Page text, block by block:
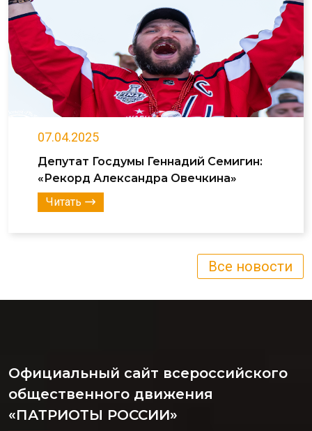
07.04.2025
Депутат Госдумы Геннадий Семигин:
«Рекорд Александра Овечкина»
Читать
Все новости
Официальный сайт всероссийского
общественного движения
«ПАТРИОТЫ РОССИИ»